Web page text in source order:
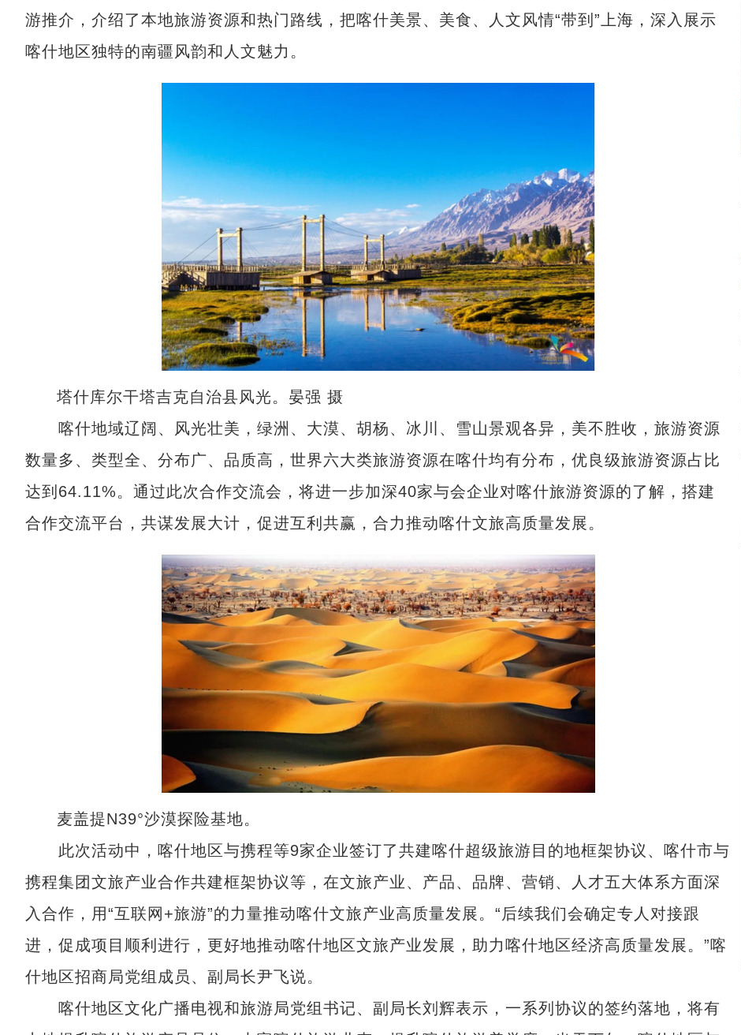
游推介，介绍了本地旅游资源和热门路线，把喀什美景、美食、人文风情“带到”上海，深入展示
喀什地区独特的南疆风韵和人文魅力。
塔什库尔干塔吉克自治县风光。晏强 摄
喀什地域辽阔、风光壮美，绿洲、大漠、胡杨、冰川、雪山景观各异，美不胜收，旅游资源
数量多、类型全、分布广、品质高，世界六大类旅游资源在喀什均有分布，优良级旅游资源占比
达到64.11%。通过此次合作交流会，将进一步加深40家与会企业对喀什旅游资源的了解，搭建
合作交流平台，共谋发展大计，促进互利共赢，合力推动喀什文旅高质量发展。
麦盖提N39°沙漠探险基地。
此次活动中，喀什地区与携程等9家企业签订了共建喀什超级旅游目的地框架协议、喀什市与
携程集团文旅产业合作共建框架协议等，在文旅产业、产品、品牌、营销、人才五大体系方面深
入合作，用“互联网+旅游”的力量推动喀什文旅产业高质量发展。“后续我们会确定专人对接跟
进，促成项目顺利进行，更好地推动喀什地区文旅产业发展，助力喀什地区经济高质量发展。”喀
什地区招商局党组成员、副局长尹飞说。
喀什地区文化广播电视和旅游局党组书记、副局长刘辉表示，一系列协议的签约落地，将有